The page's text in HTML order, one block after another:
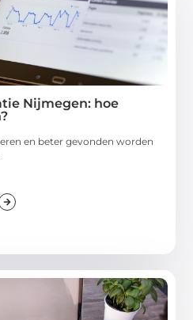
Nijmegen: hoe
en beter gevonden worden